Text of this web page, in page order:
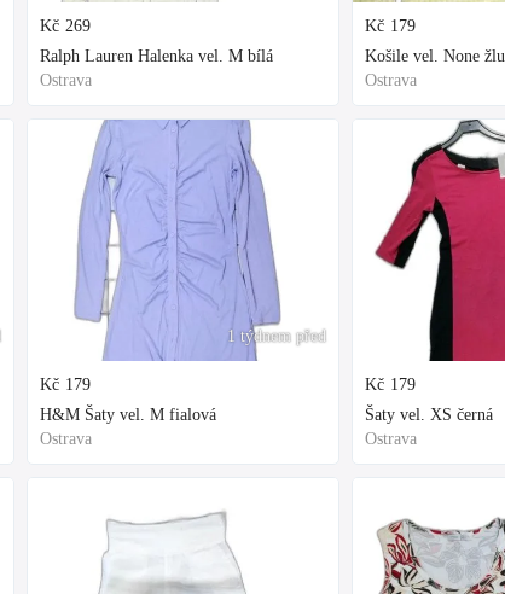
Kč 269
Ralph Lauren Halenka vel. M bílá
Ostrava
1 týdnem před
Kč 179
H&M Šaty vel. M fialová
Ostrava
Kč 179
Košile vel. None
Ostrava
Kč 179
Šaty vel. XS černá
Ostrava